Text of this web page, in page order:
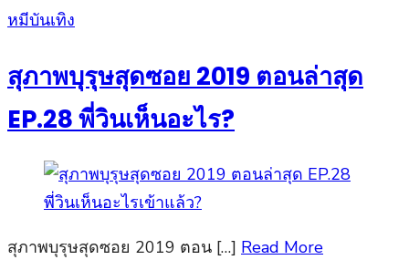
Posted
หมีบันเทิง
สุภาพบุรุษสุดซอย 2019 ตอนล่าสุด
EP.28 พี่วินเห็นอะไร?
สุภาพบุรุษสุดซอย 2019 ตอน […] Read More